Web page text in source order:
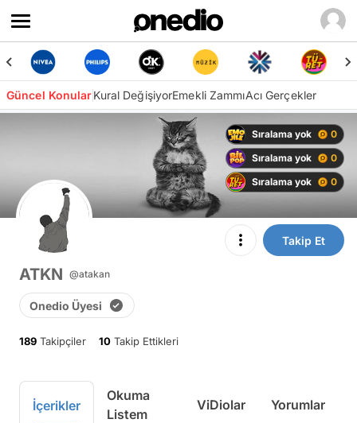
Güncel KonularKural DeğişiyorEmekli ZammıAcı Gerçekler
Sıralama yok
0
Sıralama yok
0
Sıralama yok
0
Takip Et
ATKN @atakan
Onedio Üyesi
189 Takipçiler 10 Takip Ettikleri
İçerikler
Okuma
Listem
ViDiolar Yorumlar